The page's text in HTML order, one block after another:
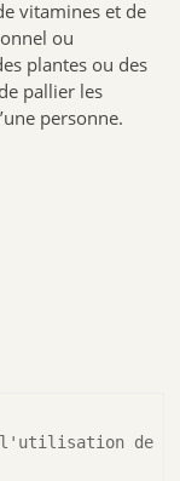
vitamines et de
ou
plantes ou des
pallier les
personne.
l'utilisation de